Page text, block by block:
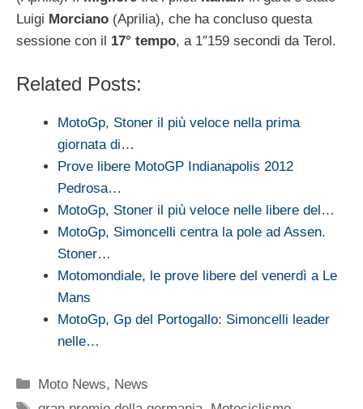
Luigi Morciano (Aprilia), che ha concluso questa
sessione con il 17° tempo, a 1″159 secondi da Terol.
Related Posts:
MotoGp, Stoner il più veloce nella prima
giornata di…
Prove libere MotoGP Indianapolis 2012
Pedrosa…
MotoGp, Stoner il più veloce nelle libere del…
MotoGp, Simoncelli centra la pole ad Assen.
Stoner…
Motomondiale, le prove libere del venerdì a Le
Mans
MotoGp, Gp del Portogallo: Simoncelli leader
nelle…
Categorie
Moto News, News